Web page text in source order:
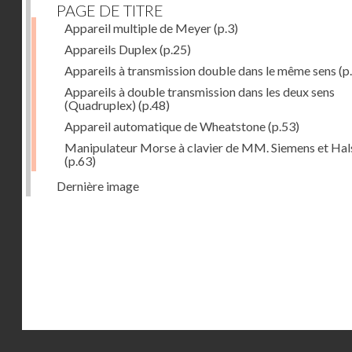
PAGE DE TITRE
Appareil multiple de Meyer(p.3)
Appareils Duplex(p.25)
Appareils à transmission double dans le même sens
Appareils à double transmission dans les deux sens
(Quadruplex) (p.48)
Appareil automatique de Wheatstone(p.53)
Manipulateur Morse à clavier de MM. Siemens et
(p.63)
Dernière image